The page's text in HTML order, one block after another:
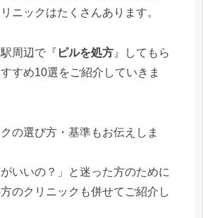
ニックはたくさんあります。
周辺で『 ピルを処方 』してもら
すめ10選をご紹介していきま
の選び方・基準もお伝えしま
がいいの？」と迷った方のために
のクリニックも併せてご紹介し